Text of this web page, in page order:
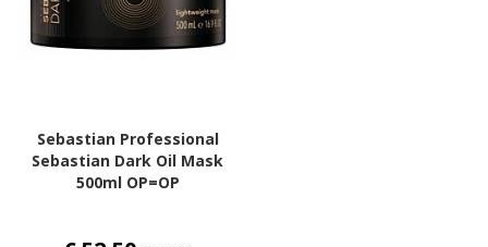
Sebastian Professional
Sebastian Dark Oil Mask
500ml OP=OP